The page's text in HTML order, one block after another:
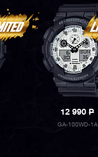
12 990P
GA-100WD-1A